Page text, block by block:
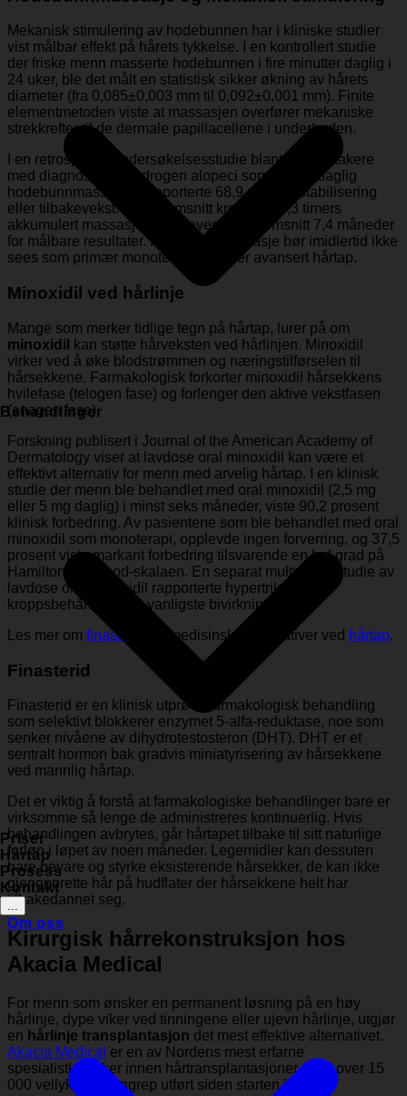
Behandlinger
Priser
Hårtap
Prosess
Kontakt
...
Om oss
Mekanisk stimulering av hodebunnen har i kliniske studier
vist målbar effekt på hårets tykkelse. I en kontrollert studie
der friske menn masserte hodebunnen i fire minutter daglig i
24 uker, ble det målt en statistisk sikker økning av hårets
diameter (fra 0,085±0,003 mm til 0,092±0,001 mm). Finite
elementmetoden viste at massasjen overfører mekaniske
strekkrefter til de dermale papillacellene i underhuden.
I en retrospektiv undersøkelsesstudie blant 327 deltakere
med diagnostisert androgen alopeci som utførte daglig
hodebunnmassasje, rapporterte 68,9 prosent stabilisering
eller tilbakevekst. I gjennomsnitt krevdes 36,3 timers
akkumulert massasjearbeid over i gjennomsnitt 7,4 måneder
for målbare resultater. Hodebunnmassasje bør imidlertid ikke
sees som primær monoterapi ved mer avansert hårtap.
Minoxidil ved hårlinje
Mange som merker tidlige tegn på hårtap, lurer på om
minoxidil
kan støtte hårveksten ved hårlinjen. Minoxidil
virker ved å øke blodstrømmen og næringstilførselen til
hårsekkene. Farmakologisk forkorter minoxidil hårsekkens
hvilefase (telogen fase) og forlenger den aktive vekstfasen
(anagen fase).
Forskning publisert i Journal of the American Academy of
Dermatology viser at lavdose oral minoxidil kan være et
effektivt alternativ for menn med arvelig hårtap. I en klinisk
studie der menn ble behandlet med oral minoxidil (2,5 mg
eller 5 mg daglig) i minst seks måneder, viste 90,2 prosent
klinisk forbedring. Av pasientene som ble behandlet med oral
minoxidil som monoterapi, opplevde ingen forverring, og 37,5
prosent viste markant forbedring tilsvarende en hel grad på
Hamilton-Norwood-skalaen. En separat multisenterstudie av
lavdose oral minoxidil rapporterte hypertrikose (økt
kroppsbehåring) som vanligste bivirkning.
Les mer om finasterid og medisinske alternativer ved hårtap.
Finasterid
Finasterid er en klinisk utprøvd farmakologisk behandling
som selektivt blokkerer enzymet 5-alfa-reduktase, noe som
senker nivåene av dihydrotestosteron (DHT). DHT er et
sentralt hormon bak gradvis miniatyrisering av hårsekkene
ved mannlig hårtap.
Det er viktig å forstå at farmakologiske behandlinger bare er
virksomme så lenge de administreres kontinuerlig. Hvis
behandlingen avbrytes, går hårtapet tilbake til sitt naturlige
forløp i løpet av noen måneder. Legemidler kan dessuten
bare bevare og styrke eksisterende hårsekker, de kan ikke
gjenopprette hår på hudflater der hårsekkene helt har
tilbakedannet seg.
Kirurgisk hårrekonstruksjon hos
Akacia Medical
For menn som ønsker en permanent løsning på en høy
hårlinje, dype viker ved tinningene eller ujevn hårlinje, utgjør
en hårlinje transplantasjon det mest effektive alternativet.
Akacia Medical er en av Nordens mest erfarne
spesialistklinikker innen hårtransplantasjoner, med over 15
000 vellykkede inngrep utført siden starten i 2011.